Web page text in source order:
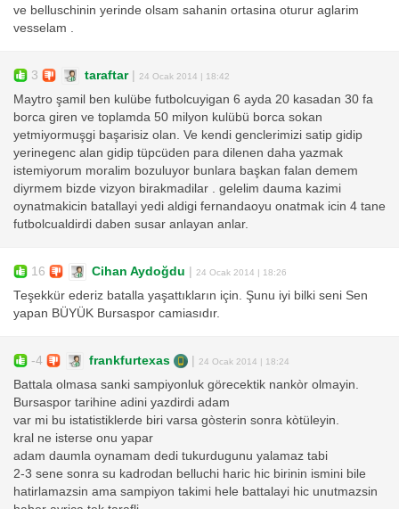
ve belluschinin yerinde olsam sahanin ortasina oturur aglarim
vesselam .
3 taraftar| 24 Ocak 2014 | 18:42
Maytro şamil ben kulübe futbolcuyigan 6 ayda 20 kasadan 30 fa
borca giren ve toplamda 50 milyon kulübü borca sokan
yetmiyormuşgi başarisiz olan. Ve kendi genclerimizi satip gidip
yerinegenc alan gidip tüpcüden para dilenen daha yazmak
istemiyorum moralim bozuluyor bunlara başkan falan demem
diyrmem bizde vizyon birakmadilar . gelelim dauma kazimi
oynatmakicin batallayi yedi aldigi fernandaoyu onatmak icin 4 tane
futbolcualdirdi daben susar anlayan anlar.
16 Cihan Aydoğdu | 24 Ocak 2014 | 18:26
Teşekkür ederiz batalla yaşattıkların için. Şunu iyi bilki seni Sen
yapan BÜYÜK Bursaspor camiasıdır.
-4 frankfurtexas | 24 Ocak 2014 | 18:24
Battala olmasa sanki sampiyonluk görecektik nankòr olmayin.
Bursaspor tarihine adini yazdirdi adam
var mi bu istatistiklerde biri varsa gòsterin sonra kòtüleyin.
kral ne isterse onu yapar
adam daumla oynamam dedi tukurdugunu yalamaz tabi
2-3 sene sonra su kadrodan belluchi haric hic birinin ismini bile
hatirlamazsin ama sampiyon takimi hele battalayi hic unutmazsin